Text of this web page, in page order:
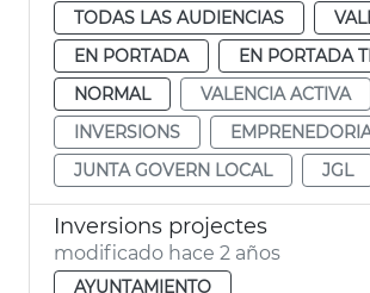
TODAS LAS AUDIENCIAS
EN PORTADA
EN PORTADA
NORMAL
VALENCIA ACTIVA
INVERSIONS
JUNTA GOVERN LOCAL
JGL
Inversions projectes
modificado hace 2 años
AYUNTAMIENTO